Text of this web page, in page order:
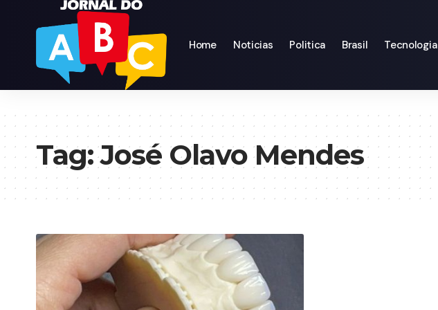
Home Noticias Politica Brasil Tecnologia
Tag:José Olavo Mendes